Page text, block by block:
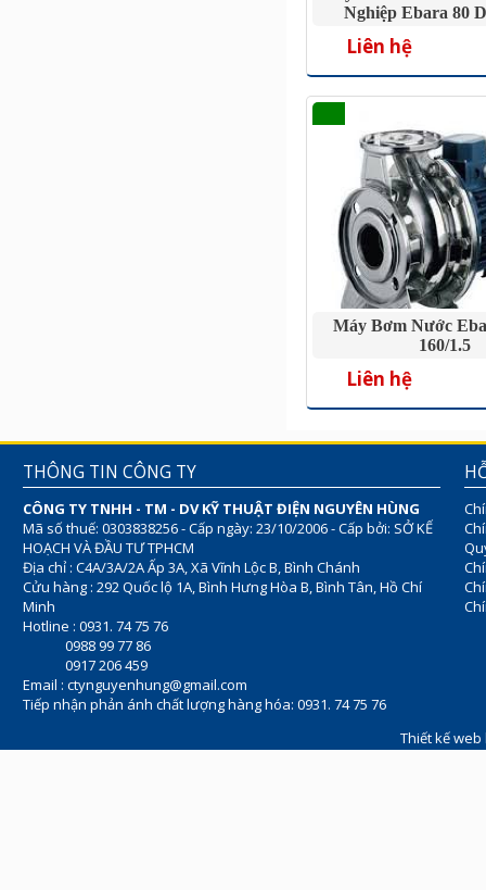
Nghiệp Ebara 80
Liên hệ
Máy Bơm Nước
160/1.5
Liên hệ
THÔNG TIN CÔNG TY
CÔNG TY TNHH - TM - DV KỸ THUẬT ĐIỆN NGUYÊN HÙNG
Mã số thuế: 0303838256 - Cấp ngày: 23/10/2006 - Cấp bởi: SỞ KẾ
HOẠCH VÀ ĐẦU TƯ TPHCM
Địa chỉ : C4A/3A/2A Ấp 3A, Xã Vĩnh Lộc B, Bình Chánh
Cửu hàng : 292 Quốc lộ 1A, Bình Hưng Hòa B, Bình Tân, Hồ Chí
Minh
Hotline : 0931. 74 75 76
0988 99 77 86
0917 206 459
Email : ctynguyenhung@gmail.com
Tiếp nhận phản ánh chất lượng hàng hóa: 0931. 74 75 76
Thiết kế web